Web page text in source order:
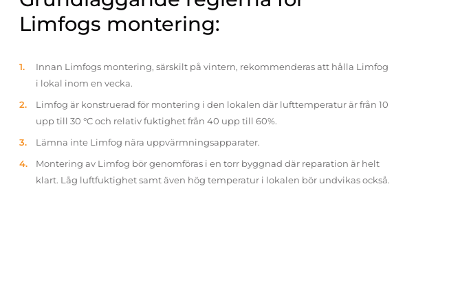
Limfogs montering:
Innan Limfogs montering, särskilt på vintern, rekommenderas att hålla Limfog
i lokal inom en vecka.
Limfog är konstruerad för montering i den lokalen där lufttemperatur är från 10
upp till 30 °C och relativ fuktighet från 40 upp till 60%.
Lämna inte Limfog nära uppvärmningsapparater.
Montering av Limfog bör genomföras i en torr byggnad där reparation är helt
klart. Låg luftfuktighet samt även hög temperatur i lokalen bör undvikas också.